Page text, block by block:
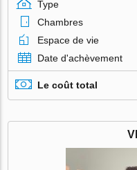
Type
Chambres
Espace de vie
Date d'achèvement
Le coût total